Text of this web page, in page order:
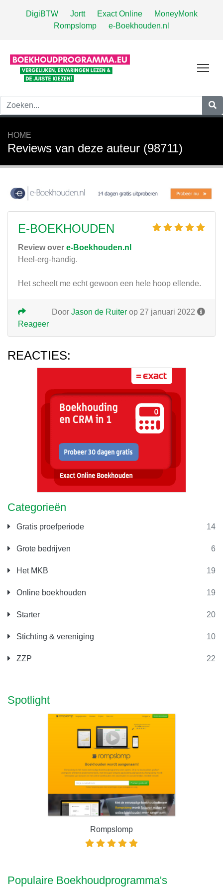
DigiBTW Jortt Exact Online
MoneyMonk
Rompslomp
e-Boekhouden.nl
HOME
Reviews van deze auteur (98711)
Categorieën
Gratis proefperiode 14
Grote bedrijven 6
Het MKB 19
Online boekhouden 19
Starter 20
Stichting & vereniging 10
ZZP 22
Spotlight
Rompslomp
Populaire Boekhoudprogramma's
E-BOEKHOUDEN
Review over e-Boekhouden.nl
Heel-erg-handig.
Het scheelt me echt gewoon een hele hoop ellende.
Door Jason de Ruiter op 27 januari 2022
Reageer
REACTIES: